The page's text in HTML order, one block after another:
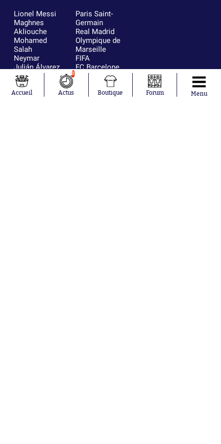
Lionel Messi
Maghnes
Akliouche
Mohamed
Salah
Neymar
Julián Álvarez
Ferrán Torres
Kilian Corredor
Franco
Paris Saint-
Germain
Real Madrid
Olympique de
Marseille
FIFA
FC Barcelone
Argentine
Olympique
lyonnais
Accueil
8
Actus Boutique Forum Menu